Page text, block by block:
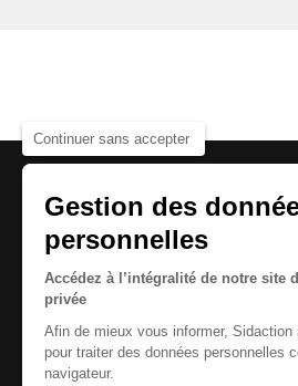
Continuer sans accepter
Gestion des
personnelles
Accédez à l’intégralité de notre site
privée
Afin de mieux vous informer,
pour traiter des données personnelles
navigateur.
Le centre de
disposer de
la Plateforme
désormais gérée